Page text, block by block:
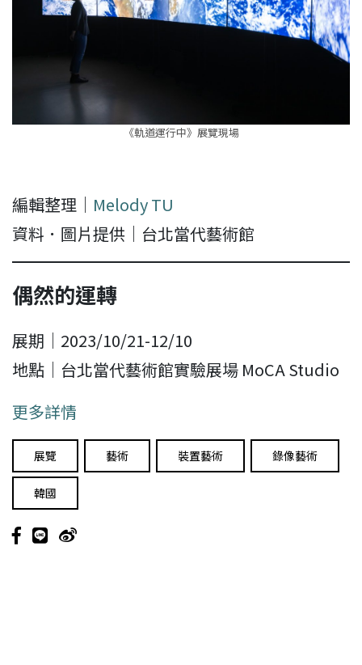
《軌道運行中》展覽現場
編輯整理｜ Melody TU
資料．圖片提供｜台北當代藝術館
偶然的運轉
展期｜2023/10/21-12/10
地點｜台北當代藝術館實驗展場 MoCA Studio
更多詳情
展覽 藝術 裝置藝術 錄像藝術
韓國